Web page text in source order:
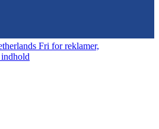
Fri for reklamer,